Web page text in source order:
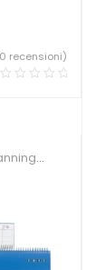
recensioni)